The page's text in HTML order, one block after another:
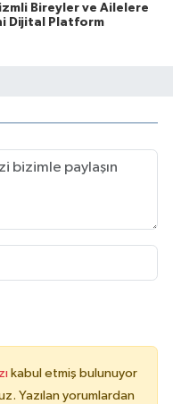
Bireyler ve Ailelere
Dijital Platform
kabul etmiş bulunuyor
Yazılan yorumlardan